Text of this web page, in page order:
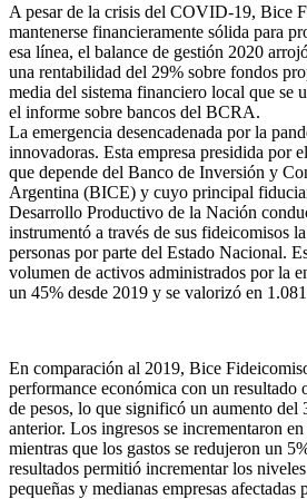
A pesar de la crisis del COVID-19, Bice
mantenerse financieramente sólida para
esa línea, el balance de gestión 2020
una rentabilidad del 29% sobre fondos
media del sistema financiero local que se
el informe sobre bancos del BCRA.
La emergencia desencadenada por la
innovadoras. Esta empresa presidida por
que depende del Banco de Inversión y
Argentina (BICE) y cuyo principal
Desarrollo Productivo de la Nación
instrumentó a través de sus fideicomisos
personas por parte del Estado Nacional.
volumen de activos administrados por la
un 45% desde 2019 y se valorizó en
En comparación al 2019, Bice
performance económica con un resultado
de pesos, lo que significó un aumento del
anterior. Los ingresos se incrementaron
mientras que los gastos se redujeron un
resultados permitió incrementar los
pequeñas y medianas empresas afectadas